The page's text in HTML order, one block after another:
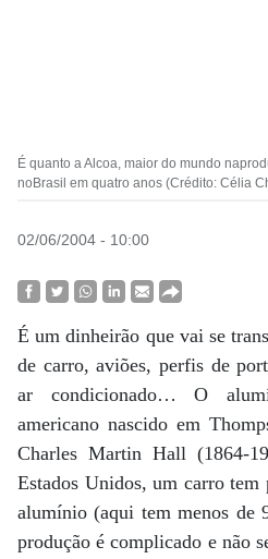
É quanto a Alcoa, maior do mundo
noBrasil em quatro anos (Crédito: Célia
02/06/2004 - 10:00
É um dinheirão que vai se
de carro, aviões, perfis de
ar condicionado… O
americano nascido em
Charles Martin Hall (1864-
Estados Unidos, um carro
alumínio (aqui tem menos de
produção é complicado e não